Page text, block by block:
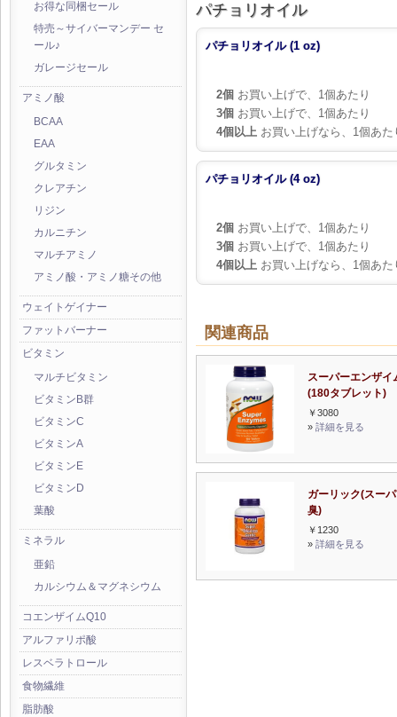
お得な同梱セール
特売～サイバーマンデー セ
ール♪
ガレージセール
アミノ酸
BCAA
EAA
グルタミン
クレアチン
リジン
カルニチン
マルチアミノ
アミノ酸・アミノ糖その他
ウェイトゲイナー
ファットバーナー
ビタミン
マルチビタミン
ビタミンB群
ビタミンC
ビタミンA
ビタミンE
ビタミンD
葉酸
ミネラル
亜鉛
カルシウム＆マグネシウム
コエンザイムQ10
アルファリポ酸
レスベラトロール
食物繊維
脂肪酸
パチョリオイル
パチョリオイル (1 oz)
2個 お買い上げで、1個あたり
3個 お買い上げで、1個あたり
4個以上 お買い上げなら、1個あた
パチョリオイル (4 oz)
2個 お買い上げで、1個あたり
3個 お買い上げで、1個あたり
4個以上 お買い上げなら、1個あた
関連商品
スーパーエンザイ
(180タブレット)
￥3080
» 詳細を見る
ガーリック(スー
臭)
￥1230
» 詳細を見る